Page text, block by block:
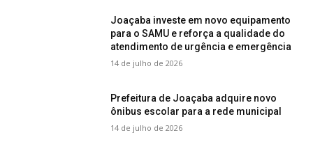
Joaçaba investe em novo equipamento
para o SAMU e reforça a qualidade do
atendimento de urgência e emergência
14 de julho de 2026
Prefeitura de Joaçaba adquire novo
ônibus escolar para a rede municipal
14 de julho de 2026